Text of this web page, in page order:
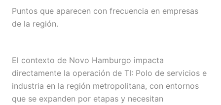
Puntos que aparecen con frecuencia en empresas
de la región.
El contexto de Novo Hamburgo impacta
directamente la operación de TI: Polo de servicios e
industria en la región metropolitana, con entornos
que se expanden por etapas y necesitan